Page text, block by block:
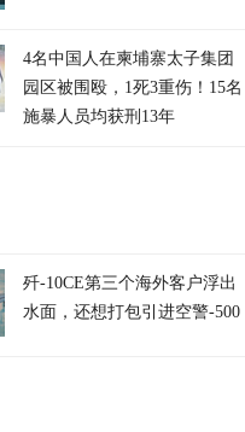
4名中国人在柬埔寨太子集团
园区被围殴，1死3重伤！15名
施暴人员均获刑13年
歼-10CE第三个海外客户浮出
水面，还想打包引进空警-500